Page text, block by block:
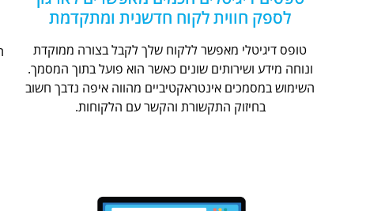
לספק חווית לקוח חדשנית ומתקדמת
טופס דיגיטלי מאפשר ללקוח שלך לקבל בצורה ממוקדת
ונוחה מידע ושירותים שונים כאשר הוא פועל בתוך המסמך.
השימוש במסמכים אינטראקטיביים מהווה איפה נדבך חשוב
בחיזוק התקשורת והקשר עם הלקוחות.